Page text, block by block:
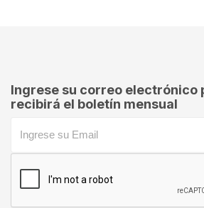
Ingrese su correo electrónico
recibirá el boletín mensual